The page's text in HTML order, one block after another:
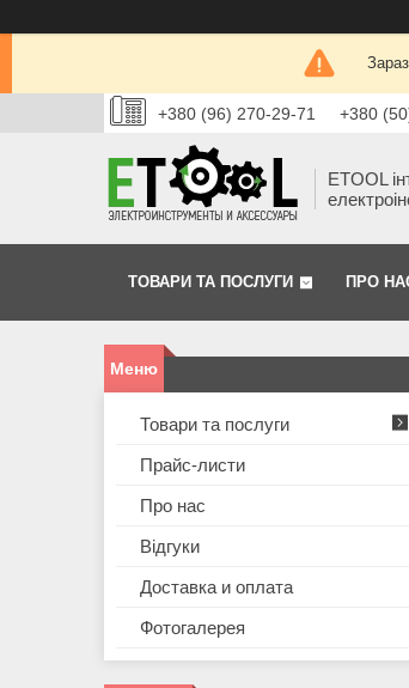
+380 (96) 270-29-71 +380
ETOOL
ТОВАРИ ТА ПОСЛУГИ ПРО
Товари та послуги
Прайс-листи
Про нас
Відгуки
Доставка и оплата
Фотогалерея